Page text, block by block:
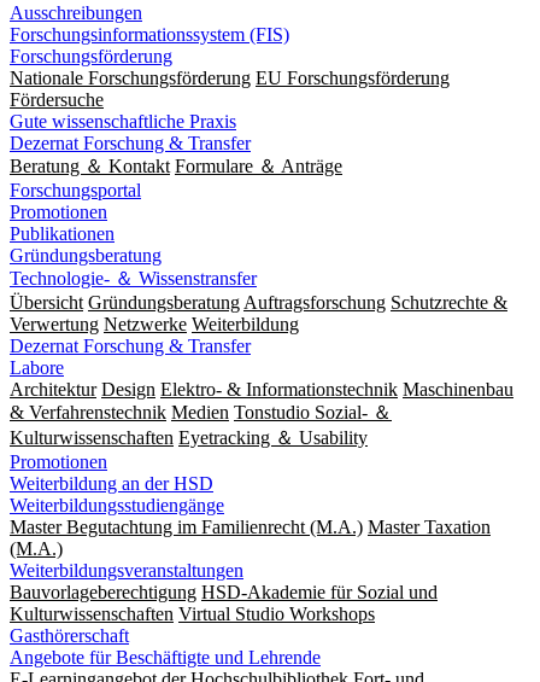
Ausschreibungen
Forschungsinformationssystem (FIS)
Forschungsförderung
Nationale Forschungsförderung EU Forschungsförderung
Fördersuche
Gute wissenschaftliche Praxis
Dezernat Forschung & Transfer
Beratung ＆ Kontakt Formulare ＆ Anträge
Forschungsportal
Promotionen
Publikationen
Gründungsberatung
Technologie- ＆ Wissenstransfer
Übersicht Gründungsberatung Auftragsforschung Schutzrechte &
Verwertung Netzwerke Weiterbildung
Dezernat Forschung & Transfer
Labore
Architektur Design Elektro- & Informationstechnik Maschinenbau
& Verfahrenstechnik Medien Tonstudio Sozial- ＆
Kulturwissenschaften Eyetracking ＆ Usability
Promotionen
Weiterbildung an der HSD
Weiterbildungsstudiengänge
Master Begutachtung im Familienrecht (M.A.) Master Taxation
(M.A.)
Weiterbildungsveranstaltungen
Bauvorlageberechtigung HSD-Akademie für Sozial und
Kulturwissenschaften Virtual Studio Workshops
Gasthörerschaft
Angebote für Beschäftigte und Lehrende